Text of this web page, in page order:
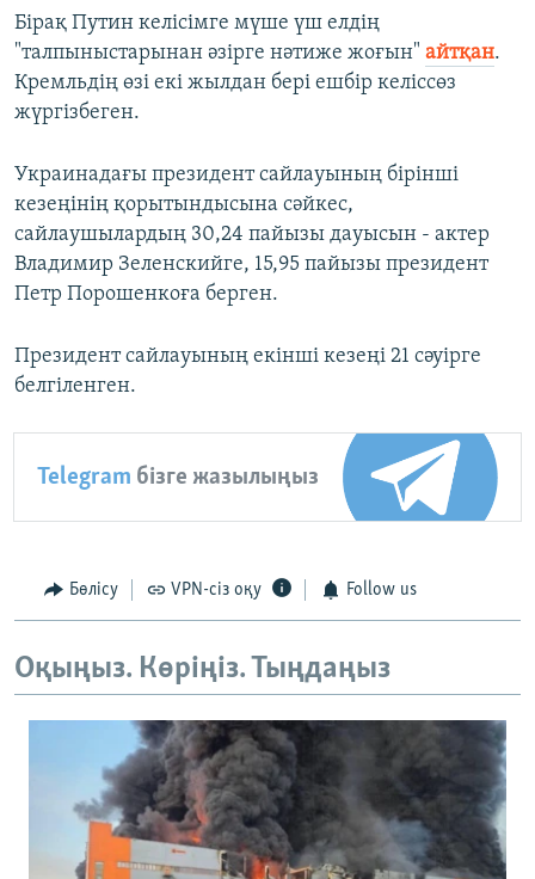
Бірақ Путин келісімге мүше үш елдің
"талпыныстарынан әзірге нәтиже жоғын" айтқан.
Кремльдің өзі екі жылдан бері ешбір келіссөз
жүргізбеген.
Украинадағы президент сайлауының бірінші
кезеңінің қорытындысына сәйкес,
сайлаушылардың 30,24 пайызы дауысын - актер
Владимир Зеленскийге, 15,95 пайызы президент
Петр Порошенкоға берген.
Президент сайлауының екінші кезеңі 21 сәуірге
белгіленген.
Telegram бізге жазылыңыз
Бөлісу VPN-сіз оқу Follow us
Оқыңыз. Көріңіз. Тыңдаңыз